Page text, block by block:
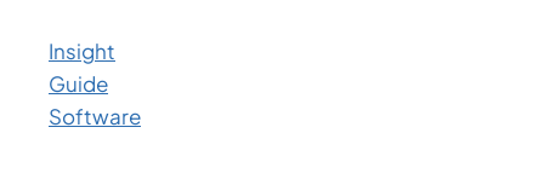
Insight
Guide
Software